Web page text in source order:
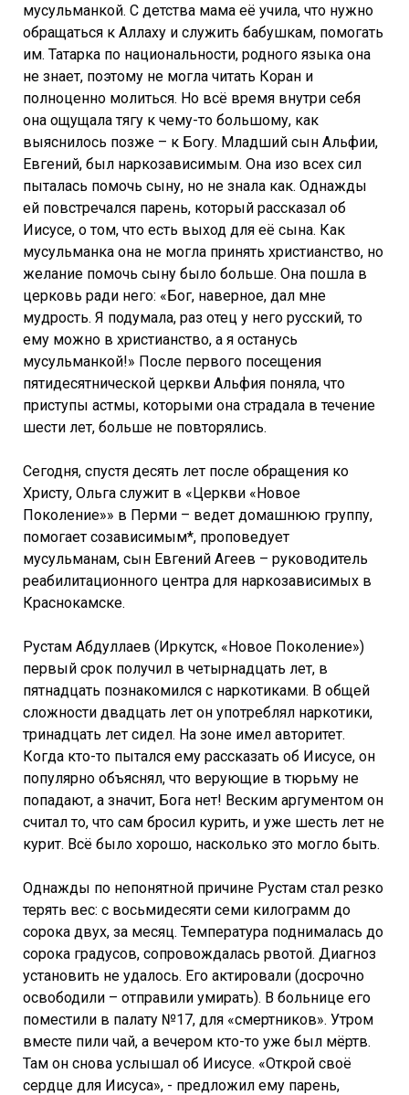
мусульманкой. С детства мама её учила, что нужно
обращаться к Аллаху и служить бабушкам, помогать
им. Татарка по национальности, родного языка она
не знает, поэтому не могла читать Коран и
полноценно молиться. Но всё время внутри себя
она ощущала тягу к чему-то большому, как
выяснилось позже – к Богу. Младший сын Альфии,
Евгений, был наркозависимым. Она изо всех сил
пыталась помочь сыну, но не знала как. Однажды
ей повстречался парень, который рассказал об
Иисусе, о том, что есть выход для её сына. Как
мусульманка она не могла принять христианство, но
желание помочь сыну было больше. Она пошла в
церковь ради него: «Бог, наверное, дал мне
мудрость. Я подумала, раз отец у него русский, то
ему можно в христианство, а я останусь
мусульманкой!» После первого посещения
пятидесятнической церкви Альфия поняла, что
приступы астмы, которыми она страдала в течение
шести лет, больше не повторялись.
Сегодня, спустя десять лет после обращения ко
Христу, Ольга служит в «Церкви «Новое
Поколение»» в Перми – ведет домашнюю группу,
помогает созависимым*, проповедует
мусульманам, сын Евгений Агеев – руководитель
реабилитационного центра для наркозависимых в
Краснокамске.
Рустам Абдуллаев (Иркутск, «Новое Поколение»)
первый срок получил в четырнадцать лет, в
пятнадцать познакомился с наркотиками. В общей
сложности двадцать лет он употреблял наркотики,
тринадцать лет сидел. На зоне имел авторитет.
Когда кто-то пытался ему рассказать об Иисусе, он
популярно объяснял, что верующие в тюрьму не
попадают, а значит, Бога нет! Веским аргументом он
считал то, что сам бросил курить, и уже шесть лет не
курит. Всё было хорошо, насколько это могло быть.
Однажды по непонятной причине Рустам стал резко
терять вес: с восьмидесяти семи килограмм до
сорока двух, за месяц. Температура поднималась до
сорока градусов, сопровождалась рвотой. Диагноз
установить не удалось. Его актировали (досрочно
освободили – отправили умирать). В больнице его
поместили в палату №17, для «смертников». Утром
вместе пили чай, а вечером кто-то уже был мёртв.
Там он снова услышал об Иисусе. «Открой своё
сердце для Иисуса», - предложил ему парень,